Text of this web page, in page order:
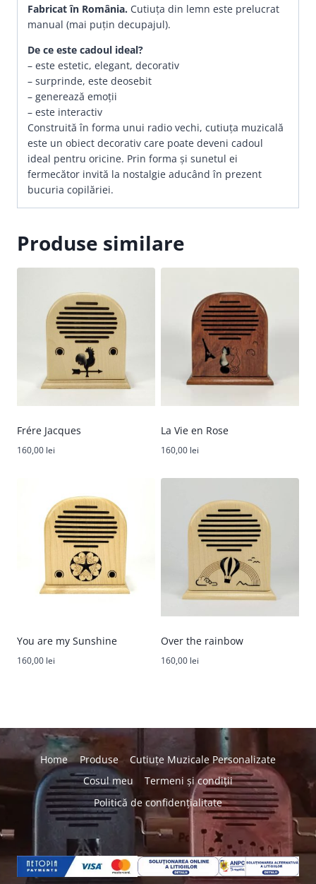
Fabricat în România. Cutiuța din lemn este prelucrat
manual (mai puțin decupajul).
De ce este cadoul ideal?
– este estetic, elegant, decorativ
– surprinde, este deosebit
– generează emoții
– este interactiv
Construită în forma unui radio vechi, cutiuţa muzicală
este un obiect decorativ care poate deveni cadoul
ideal pentru oricine. Prin forma şi sunetul ei
fermecător invită la nostalgie aducând în prezent
bucuria copilăriei.
Produse similare
Frére Jacques
160,00 lei
La Vie en Rose
160,00 lei
You are my Sunshine
160,00 lei
Over the rainbow
160,00 lei
Home Produse
Cutiuțe Muzicale Personalizate
Cosul meu
Termeni și condiții
Politică de confidențialitate